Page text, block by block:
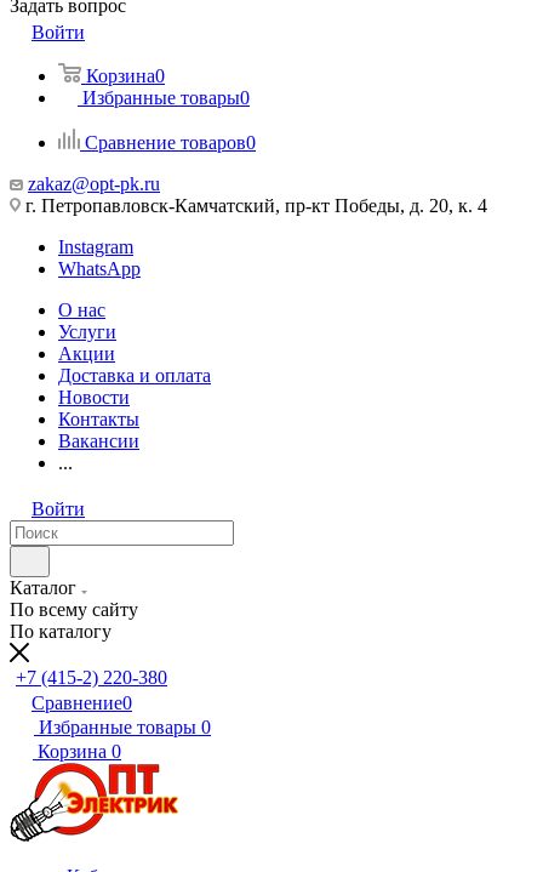
Задать вопрос
Войти
Корзина0
Избранные товары0
Сравнение товаров0
zakaz@opt-pk.ru
г. Петропавловск-Камчатский, пр-кт Победы, д. 20, к. 4
Instagram
WhatsApp
О нас
Услуги
Акции
Доставка и оплата
Новости
Контакты
Вакансии
...
Войти
Каталог
По всему сайту
По каталогу
+7 (415-2) 220-380
Сравнение0
Избранные товары 0
Корзина 0